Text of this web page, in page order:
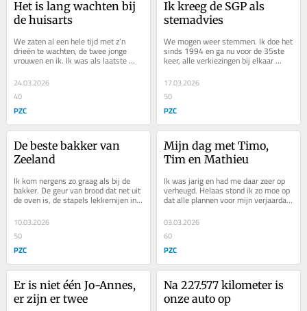
Het is lang wachten bij
de huisarts
We zaten al een hele tijd met z’n
drieën te wachten, de twee jonge
vrouwen en ik. Ik was als laatste
bijna dicht;...
24.03.2026
40
PZC
Ik kreeg de SGP als
stemadvies
We mogen weer stemmen. Ik doe het
sinds 1994 en ga nu voor de 35ste
keer, alle verkiezingen bij elkaar
opgeteld. Ik heb bijna elke partij al
eens...
17.03.2026
50
PZC
De beste bakker van
Zeeland
Ik kom nergens zo graag als bij de
bakker. De geur van brood dat net uit
de oven is, de stapels lekkernijen in
de vitrines, de behaaglijke warmte,
de...
10.03.2026
50
PZC
Mijn dag met Timo,
Tim en Mathieu
Ik was jarig en had me daar zeer op
verheugd. Helaas stond ik zo moe op
dat alle plannen voor mijn verjaardag
de prullenbak in konden. De naweeën
van...
03.03.2026
60
PZC
Er is niet één Jo-Annes,
er zijn er twee
Na 227.577 kilometer is
onze auto op